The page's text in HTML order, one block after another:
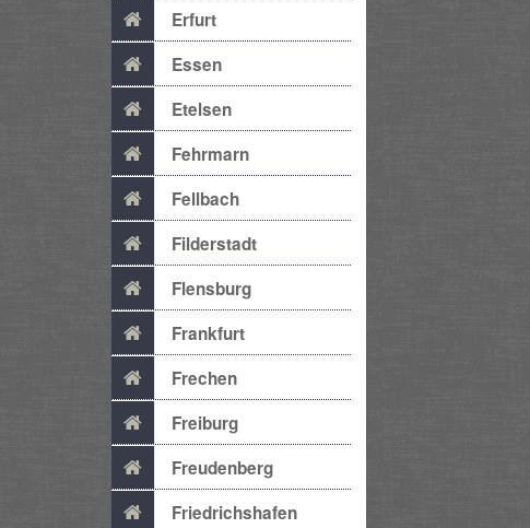
Erfurt
Essen
Etelsen
Fehrmarn
Fellbach
Filderstadt
Flensburg
Frankfurt
Frechen
Freiburg
Freudenberg
Friedrichshafen